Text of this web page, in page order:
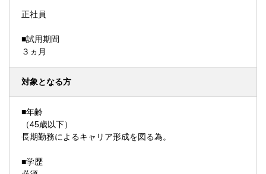
正社員
■試用期間
３ヵ月
対象となる方
■年齢
（45歳以下）
長期勤務によるキャリア形成を図る為。
■学歴